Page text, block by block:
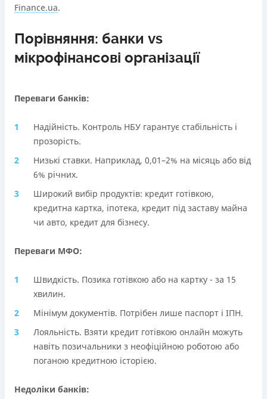
Finance.ua.
Порівняння: банки vs
мікрофінансові організації
Переваги банків:
Надійність. Контроль НБУ гарантує стабільність і
прозорість.
Низькі ставки. Наприклад, 0,01–2% на місяць або від
6% річних.
Широкий вибір продуктів: кредит готівкою,
кредитна картка, іпотека, кредит під заставу майна
чи авто, кредит для бізнесу.
Переваги МФО:
Швидкість. Позика готівкою або на картку - за 15
хвилин.
Мінімум документів. Потрібен лише паспорт і ІПН.
Лояльність. Взяти кредит готівкою онлайн можуть
навіть позичальники з неофіційною роботою або
поганою кредитною історією.
Недоліки банків: